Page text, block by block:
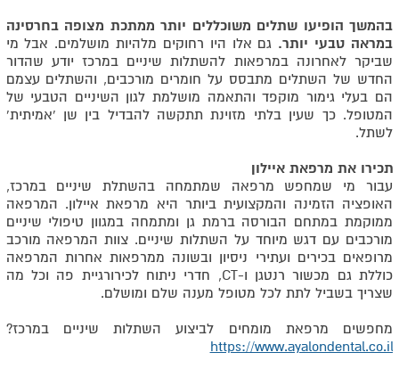
בהמשך הופיעו שתלים משוכללים יותר ממתכת מצופה בחרסינה
במראה טבעי יותר. גם אלו היו רחוקים מלהיות מושלמים. אבל מי
שביקר לאחרונה במרפאות להשתלות שיניים במרכז יודע שהדור
החדש של השתלים מתבסס על חומרים מורכבים, והשתלים עצמם
הם בעלי גימור מוקפד והתאמה מושלמת לגון השיניים הטבעי של
המטופל. כך שעין בלתי מזוינת תתקשה להבדיל בין שן 'אמיתית'
לשתל.
תכירו את מרפאת איילון
עבור מי שמחפש מרפאה שמתמחה בהשתלת שיניים במרכז,
האופציה הזמינה והמקצועית ביותר היא מרפאת איילון. המרפאה
ממוקמת במתחם הבורסה ברמת גן ומתמחה במגוון טיפולי שיניים
מורכבים עם דגש מיוחד על השתלות שיניים. צוות המרפאה מורכב
מרופאים בכירים ועתירי ניסיון ובשונה ממרפאות אחרות המרפאה
כוללת גם מכשור רנטגן ו-CT, חדרי ניתוח לכירורגיית פה וכל מה
שצריך בשביל לתת לכל מטופל מענה שלם ומושלם.
מחפשים מרפאת מומחים לביצוע השתלות שיניים במרכז?
https://www.ayalondental.co.il